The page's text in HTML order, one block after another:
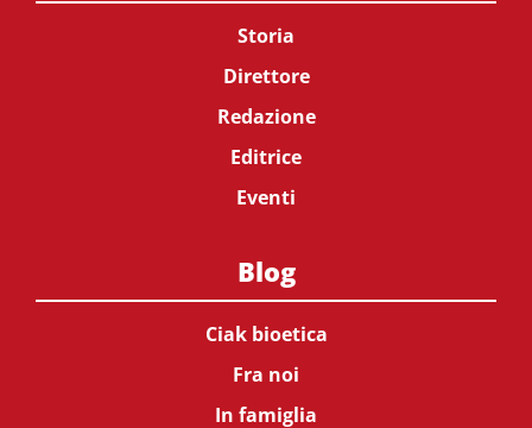
Storia
Direttore
Redazione
Editrice
Eventi
Blog
Ciak bioetica
Fra noi
In famiglia